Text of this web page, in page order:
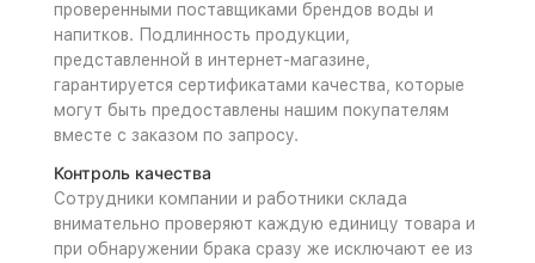
проверенными поставщиками брендов воды и
напитков. Подлинность продукции,
представленной в интернет-магазине,
гарантируется сертификатами качества, которые
могут быть предоставлены нашим покупателям
вместе с заказом по запросу.
Контроль качества
Сотрудники компании и работники склада
внимательно проверяют каждую единицу товара и
при обнаружении брака сразу же исключают ее из